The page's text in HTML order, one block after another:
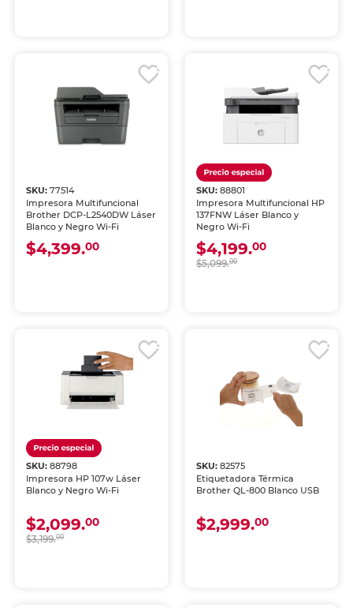
SKU:77514
Impresora Multifuncional
Brother DCP-L2540DW Láser
Blanco y Negro Wi-Fi
$4,399.00
SKU: 88801
Impresora Multifuncional HP
137FNW Láser Blanco y
Negro Wi-Fi
$4,199.00
$5,099.00
SKU:88798
Impresora HP 107w Láser
Blanco y Negro Wi-Fi
$2,099.00
$3,199.00
SKU: 82575
Etiquetadora Térmica
Brother QL-800 Blanco USB
$2,999.00